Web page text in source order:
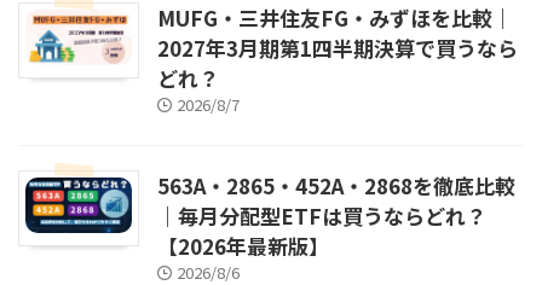
MUFG・三井住友FG・みずほを比較｜
2027年3月期第1四半期決算で買うなら
どれ？
2026/8/7
563A・2865・452A・2868を徹底比較
｜毎月分配型ETFは買うならどれ？
【2026年最新版】
2026/8/6